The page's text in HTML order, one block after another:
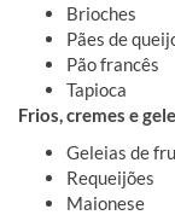
Brioches
Pães de
Pão francês
Tapioca
Frios, cremes e
Geleias de
Requeijões
Maionese